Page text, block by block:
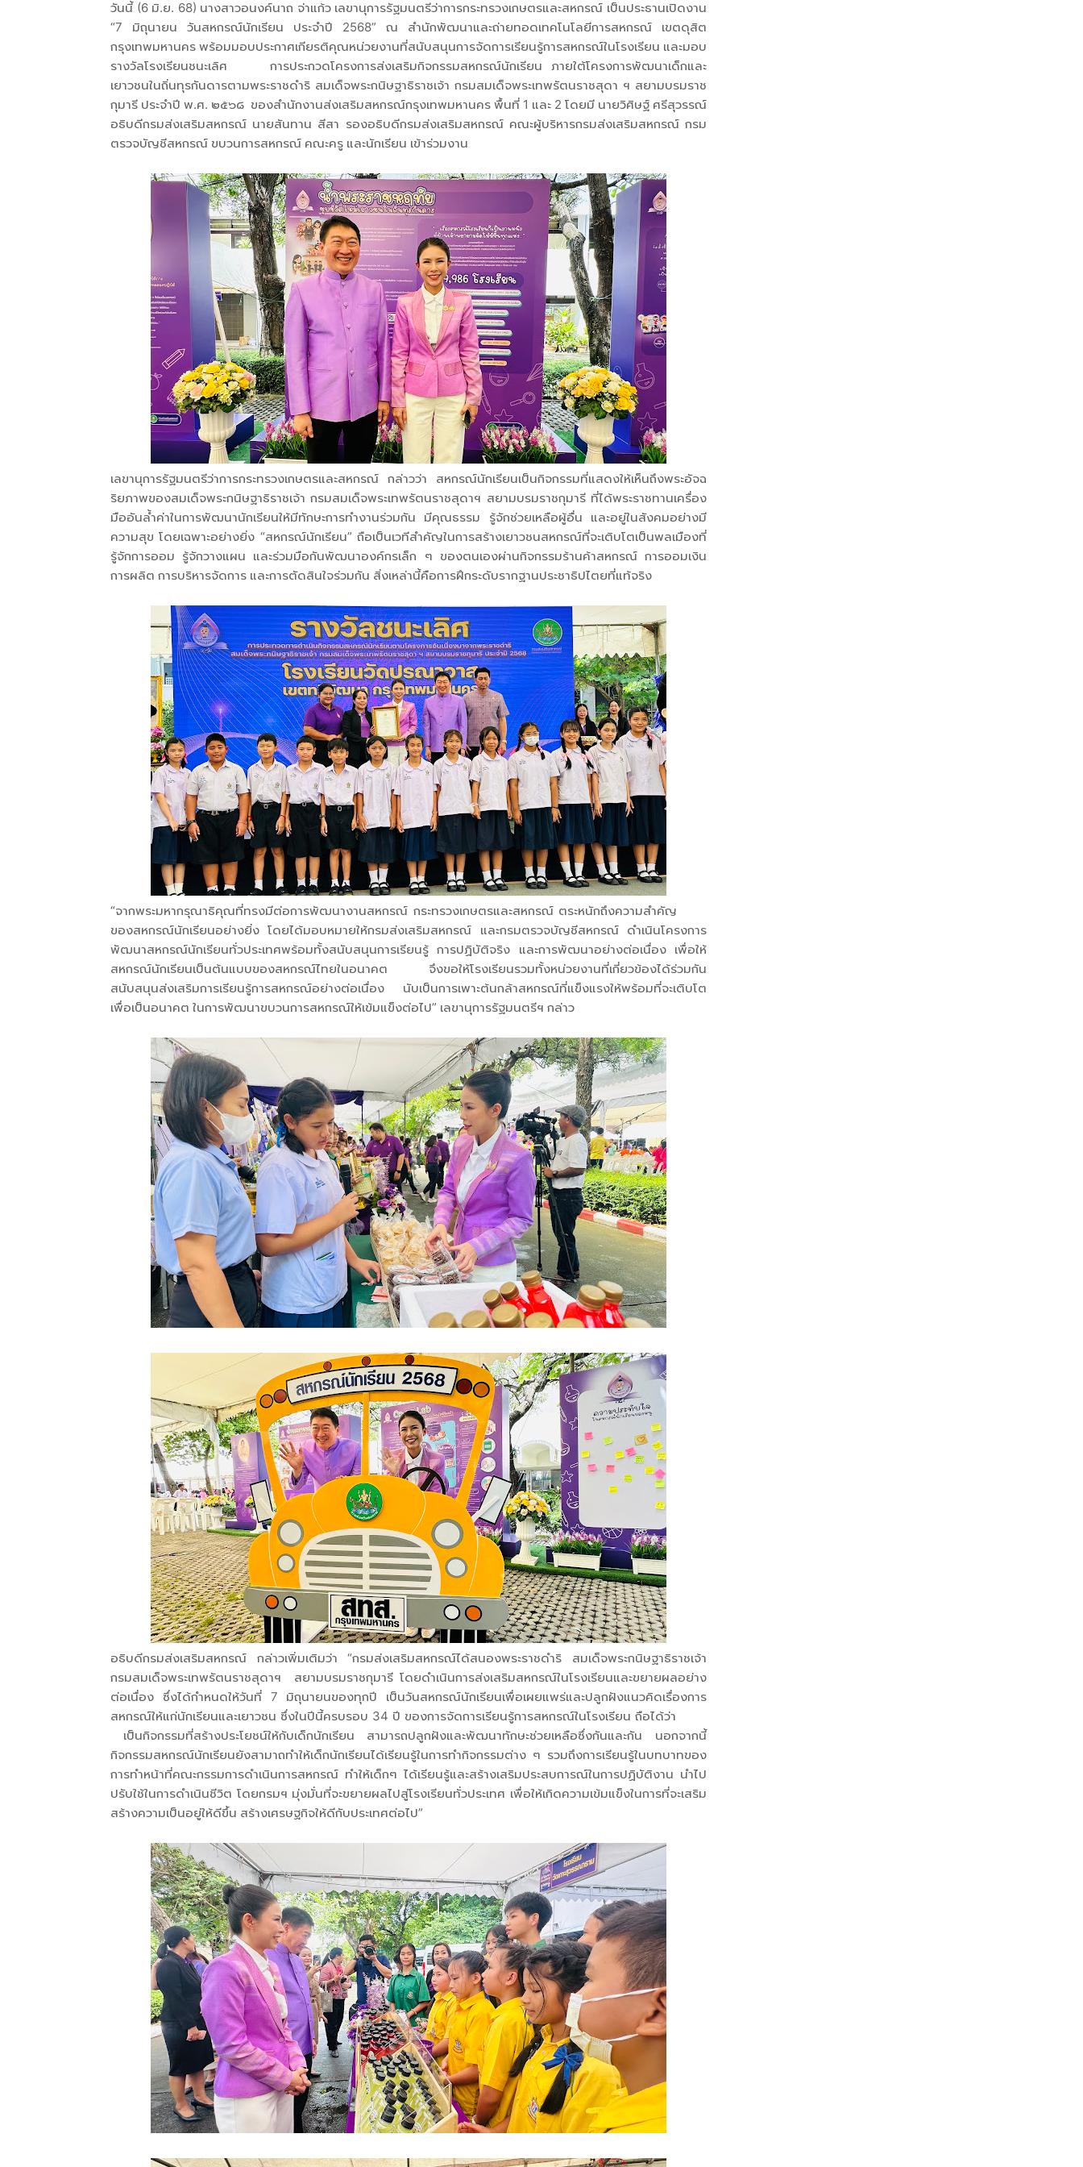
วันนี้ (6 มิ.ย. 68) นางสาวอนงค์นาถ จ่าแก้ว เลขานุการรัฐมนตรีว่าการกระทรวงเกษตรและสหกรณ์ เป็นประธานเปิดงาน
“7 มิถุนายน วันสหกรณ์นักเรียน ประจำปี 2568” ณ สำนักพัฒนาและถ่ายทอดเทคโนโลยีการสหกรณ์ เขตดุสิต
กรุงเทพมหานคร พร้อมมอบประกาศเกียรติคุณหน่วยงานที่สนับสนุนการจัดการเรียนรู้การสหกรณ์ในโรงเรียน และมอบ
รางวัลโรงเรียนชนะเลิศ การประกวดโครงการส่งเสริมกิจกรรมสหกรณ์นักเรียน ภายใต้โครงการพัฒนาเด็กและ
เยาวชนในถิ่นทุรกันดารตามพระราชดำริ สมเด็จพระกนิษฐาธิราชเจ้า กรมสมเด็จพระเทพรัตนราชสุดา ฯ สยามบรมราช
กุมารี ประจำปี พ.ศ. ๒๕๖๘ ของสำนักงานส่งเสริมสหกรณ์กรุงเทพมหานคร พื้นที่ 1 และ 2 โดยมี นายวิศิษฐ์ ศรีสุวรรณ์
อธิบดีกรมส่งเสริมสหกรณ์ นายสันทาน สีสา รองอธิบดีกรมส่งเสริมสหกรณ์ คณะผู้บริหารกรมส่งเสริมสหกรณ์ กรม
ตรวจบัญชีสหกรณ์ ขบวนการสหกรณ์ คณะครู และนักเรียน เข้าร่วมงาน
เลขานุการรัฐมนตรีว่าการกระทรวงเกษตรและสหกรณ์ กล่าวว่า สหกรณ์นักเรียนเป็นกิจกรรมที่แสดงให้เห็นถึงพระอัจฉ
ริยภาพของสมเด็จพระกนิษฐาธิราชเจ้า กรมสมเด็จพระเทพรัตนราชสุดาฯ สยามบรมราชกุมารี ที่ได้พระราชทานเครื่อง
มืออันล้ำค่าในการพัฒนานักเรียนให้มีทักษะการทำงานร่วมกัน มีคุณธรรม รู้จักช่วยเหลือผู้อื่น และอยู่ในสังคมอย่างมี
ความสุข โดยเฉพาะอย่างยิ่ง “สหกรณ์นักเรียน” ถือเป็นเวทีสำคัญในการสร้างเยาวชนสหกรณ์ที่จะเติบโตเป็นพลเมืองที่
รู้จักการออม รู้จักวางแผน และร่วมมือกันพัฒนาองค์กรเล็ก ๆ ของตนเองผ่านกิจกรรมร้านค้าสหกรณ์ การออมเงิน
การผลิต การบริหารจัดการ และการตัดสินใจร่วมกัน สิ่งเหล่านี้คือการฝึกระดับรากฐานประชาธิปไตยที่แท้จริง
“จากพระมหากรุณาธิคุณที่ทรงมีต่อการพัฒนางานสหกรณ์ กระทรวงเกษตรและสหกรณ์ ตระหนักถึงความสำคัญ
ของสหกรณ์นักเรียนอย่างยิ่ง โดยได้มอบหมายให้กรมส่งเสริมสหกรณ์ และกรมตรวจบัญชีสหกรณ์ ดำเนินโครงการ
พัฒนาสหกรณ์นักเรียนทั่วประเทศพร้อมทั้งสนับสนุนการเรียนรู้ การปฏิบัติจริง และการพัฒนาอย่างต่อเนื่อง เพื่อให้
สหกรณ์นักเรียนเป็นต้นแบบของสหกรณ์ไทยในอนาคต จึงขอให้โรงเรียนรวมทั้งหน่วยงานที่เกี่ยวข้องได้ร่วมกัน
สนับสนุนส่งเสริมการเรียนรู้การสหกรณ์อย่างต่อเนื่อง นับเป็นการเพาะต้นกล้าสหกรณ์ที่แข็งแรงให้พร้อมที่จะเติบโต
เพื่อเป็นอนาคต ในการพัฒนาขบวนการสหกรณ์ให้เข้มแข็งต่อไป” เลขานุการรัฐมนตรีฯ กล่าว
อธิบดีกรมส่งเสริมสหกรณ์ กล่าวเพิ่มเติมว่า “กรมส่งเสริมสหกรณ์ได้สนองพระราชดำริ สมเด็จพระกนิษฐาธิราชเจ้า
กรมสมเด็จพระเทพรัตนราชสุดาฯ สยามบรมราชกุมารี โดยดำเนินการส่งเสริมสหกรณ์ในโรงเรียนและขยายผลอย่าง
ต่อเนื่อง ซึ่งได้กำหนดให้วันที่ 7 มิถุนายนของทุกปี เป็นวันสหกรณ์นักเรียนเพื่อเผยแพร่และปลูกฝังแนวคิดเรื่องการ
สหกรณ์ให้แก่นักเรียนและเยาวชน ซึ่งในปีนี้ครบรอบ 34 ปี ของการจัดการเรียนรู้การสหกรณ์ในโรงเรียน ถือได้ว่า
เป็นกิจกรรมที่สร้างประโยชน์ให้กับเด็กนักเรียน สามารถปลูกฝังและพัฒนาทักษะช่วยเหลือซึ่งกันและกัน นอกจากนี้
กิจกรรมสหกรณ์นักเรียนยังสามาถทำให้เด็กนักเรียนได้เรียนรู้ในการทำกิจกรรมต่าง ๆ รวมถึงการเรียนรู้ในบทบาทของ
การทำหน้าที่คณะกรรมการดำเนินการสหกรณ์ ทำให้เด็กๆ ได้เรียนรู้และสร้างเสริมประสบการณ์ในการปฏิบัติงาน นำไป
ปรับใช้ในการดำเนินชีวิต โดยกรมฯ มุ่งมั่นที่จะขยายผลไปสู่โรงเรียนทั่วประเทศ เพื่อให้เกิดความเข้มแข็งในการที่จะเสริม
สร้างความเป็นอยู่ให้ดีขึ้น สร้างเศรษฐกิจให้ดีกับประเทศต่อไป”